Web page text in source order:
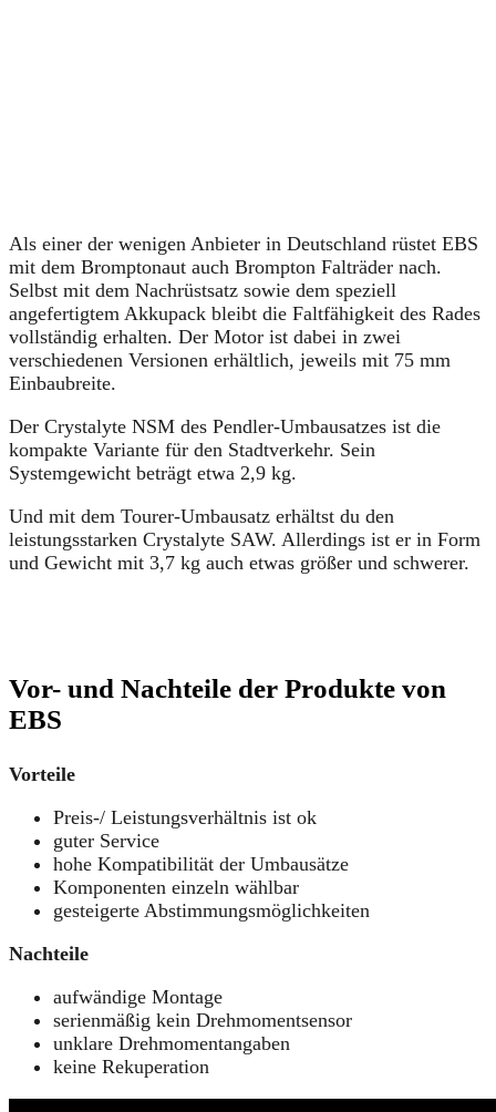
Als einer der wenigen Anbieter in Deutschland rüstet EBS
mit dem Bromptonaut auch Brompton Falträder nach.
Selbst mit dem Nachrüstsatz sowie dem speziell
angefertigtem Akkupack bleibt die Faltfähigkeit des Rades
vollständig erhalten. Der Motor ist dabei in zwei
verschiedenen Versionen erhältlich, jeweils mit 75 mm
Einbaubreite.
Der Crystalyte NSM des Pendler-Umbausatzes ist die
kompakte Variante für den Stadtverkehr. Sein
Systemgewicht beträgt etwa 2,9 kg.
Und mit dem Tourer-Umbausatz erhältst du den
leistungsstarken Crystalyte SAW. Allerdings ist er in Form
und Gewicht mit 3,7 kg auch etwas größer und schwerer.
Vor- und Nachteile der Produkte von
EBS
Vorteile
Preis-/ Leistungsverhältnis ist ok
guter Service
hohe Kompatibilität der Umbausätze
Komponenten einzeln wählbar
gesteigerte Abstimmungsmöglichkeiten
Nachteile
aufwändige Montage
serienmäßig kein Drehmomentsensor
unklare Drehmomentangaben
keine Rekuperation